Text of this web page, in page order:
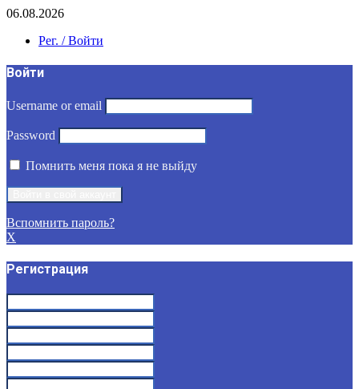
06.08.2026
Рег. / Войти
Войти
Username or email
Password
Помнить меня пока я не выйду
Вспомнить пароль?
X
Регистрация